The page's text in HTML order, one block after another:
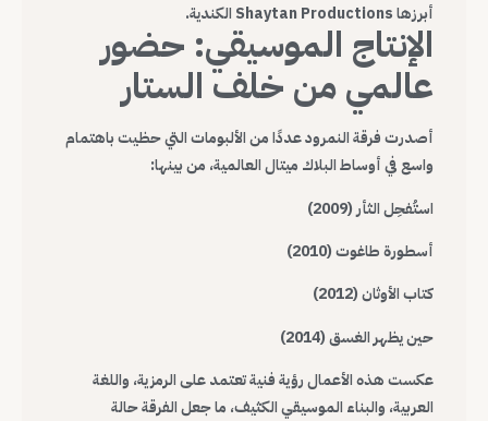
أبرزها Shaytan Productions الكندية.
الإنتاج الموسيقي: حضور
عالمي من خلف الستار
أصدرت فرقة النمرود عددًا من الألبومات التي حظيت باهتمام
واسع في أوساط البلاك ميتال العالمية، من بينها:
استُفحِل الثأر (2009)
أسطورة طاغوت (2010)
كتاب الأوثان (2012)
حين يظهر الغسق (2014)
عكست هذه الأعمال رؤية فنية تعتمد على الرمزية، واللغة
العربية، والبناء الموسيقي الكثيف، ما جعل الفرقة حالة